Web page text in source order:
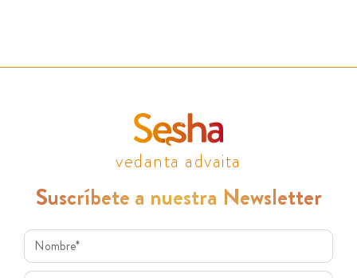
vedanta advaita
Suscríbete a nuestra Newsletter